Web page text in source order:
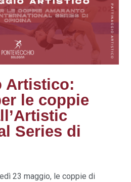
Artistico:
le coppie
Series di
23 maggio, le coppie di